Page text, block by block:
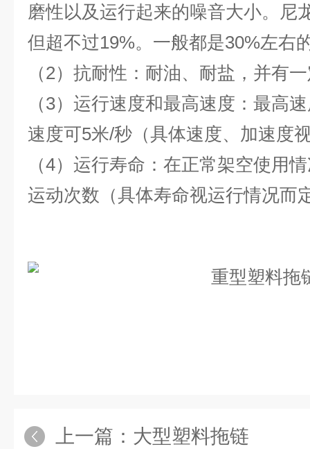
磨性以及运行起来的噪音大小。尼
但超不过19%。一般都是30%左右
（2）抗耐性：耐油、耐盐，并有
（3）运行速度和最高速度：最高
速度可5米/秒（具体速度、加速度
（4）运行寿命：在正常架空使用
运动次数（具体寿命视运行情况而
上一篇： 大型塑料拖链